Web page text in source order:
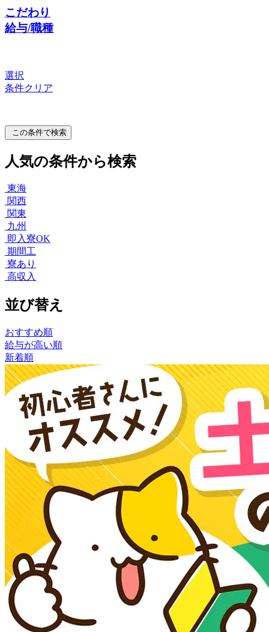
こだわり
給与/職種
選択
条件クリア
この条件で検索
人気の条件から検索
東海
関西
関東
九州
即入寮OK
期間工
寮あり
高収入
並び替え
おすすめ順
給与が高い順
新着順